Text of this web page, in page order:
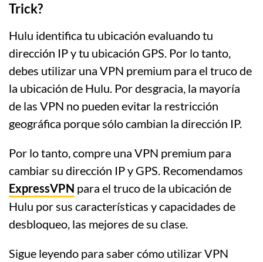
Trick?
Hulu identifica tu ubicación evaluando tu
dirección IP y tu ubicación GPS. Por lo tanto,
debes utilizar una VPN premium para el truco de
la ubicación de Hulu. Por desgracia, la mayoría
de las VPN no pueden evitar la restricción
geográfica porque sólo cambian la dirección IP.
Por lo tanto, compre una VPN premium para
cambiar su dirección IP y GPS. Recomendamos
ExpressVPN para el truco de la ubicación de
Hulu por sus características y capacidades de
desbloqueo, las mejores de su clase.
Sigue leyendo para saber cómo utilizar VPN